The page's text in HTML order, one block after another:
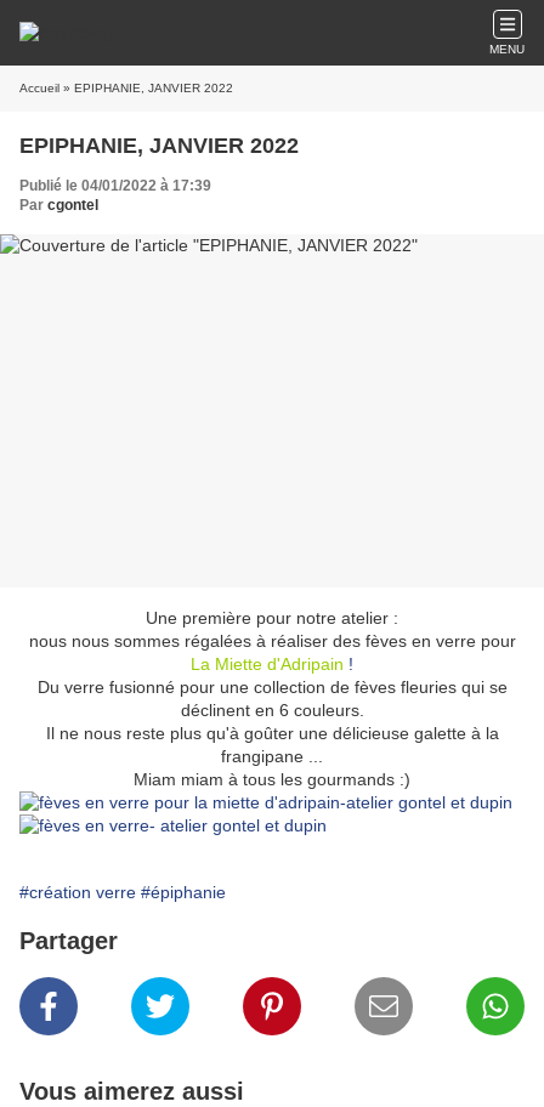
MENU
Accueil » EPIPHANIE, JANVIER 2022
EPIPHANIE, JANVIER 2022
Publié le 04/01/2022 à 17:39
Par cgontel
Une première pour notre atelier :
nous nous sommes régalées à réaliser des fèves en verre pour
La Miette d'Adripain !
Du verre fusionné pour une collection de fèves fleuries qui se
déclinent en 6 couleurs.
Il ne nous reste plus qu'à goûter une délicieuse galette à la
frangipane ...
Miam miam à tous les gourmands :)
#création verre #épiphanie
Partager
Vous aimerez aussi